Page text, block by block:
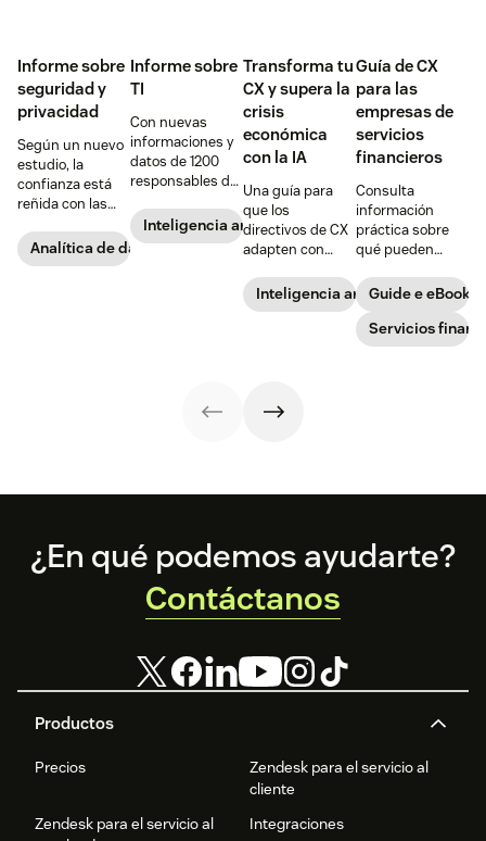
Informe sobre
seguridad y
privacidad
Según un nuevo
estudio, la
confianza está
reñida con las
personalización
de los
Analítica de datos del cliente
Informe sobre
TI
Con nuevas
informaciones y
datos de 1200
responsables de
privacidad de
datos y
Inteligencia artificial
Transforma tu
CX y supera la
crisis
económica
con la IA
Una guía para
que los
directivos de CX
adapten con
atención al
cliente cuando
Inteligencia artificial
Guía de CX
para las
empresas de
servicios
financieros
Consulta
información
práctica sobre
qué pueden
empresas de
servicios
financieros para
transformar la
Guide e eBook
Servicios
Footer
Productos
Precios
Zendesk para el servicio al
cliente
Zendesk para el servicio al
Integraciones
¿En qué podemos ayudarte?
Contáctanos